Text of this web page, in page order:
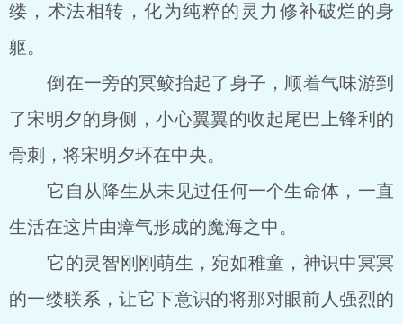
缕，术法相转，化为纯粹的灵力修补破烂的身
躯。
倒在一旁的冥鲛抬起了身子，顺着气味游到
了宋明夕的身侧，小心翼翼的收起尾巴上锋利的
骨刺，将宋明夕环在中央。
它自从降生从未见过任何一个生命体，一直
生活在这片由瘴气形成的魔海之中。
它的灵智刚刚萌生，宛如稚童，神识中冥冥
的一缕联系，让它下意识的将那对眼前人强烈的